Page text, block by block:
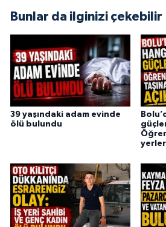
Bunlar da ilginizi çekebilir
39 yaşındaki adam evinde
ölü bulundu
yerler